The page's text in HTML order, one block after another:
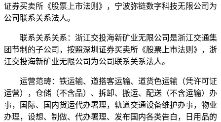
证券买卖所《股票上市法则》，宁波弥链数字科技无限公司为
公司联系关系法人。
联系关系关系：浙江交投海新矿业无限公司是浙江交通集
团节制的子公司，按照深圳证券买卖所《股票上市法则》，浙
江交投海新矿业无限公司为公司联系关系法人。
运营范畴：铁运输、道搭客运输、道货色运输（凭许可证
运营），仓储（不含品）、拆卸、搬运、配送（不含运输）办
事，国际、国内货运代办署理，轨道交通设备维护办事，物业
办理，设想、制做、代办署理、发布国内各类告白，日用品的